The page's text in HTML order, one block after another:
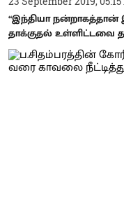
“இந்தியா நன்றாகத்தான்
தாக்குதல் உள்ளிட்டவை